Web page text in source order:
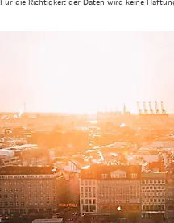
Für die Richtigkeit der Daten wird keine